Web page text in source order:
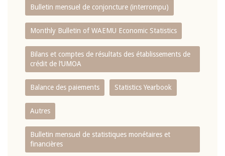
Bulletin mensuel de conjoncture (interrompu)
Monthly Bulletin of WAEMU Economic Statistics
Bilans et comptes de résultats des établissements de
crédit de l‘UMOA
Balance des paiements Statistics Yearbook
Autres
Bulletin mensuel de statistiques monétaires et
financières